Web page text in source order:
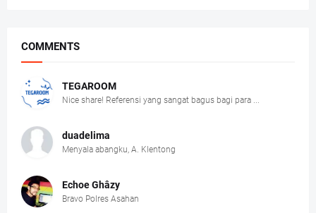
COMMENTS
TEGAROOM
Nice share! Referensi yang sangat bagus bagi para ...
duadelima
Menyala abangku, A. Klentong
Echoe Ghâzy
Bravo Polres Asahan